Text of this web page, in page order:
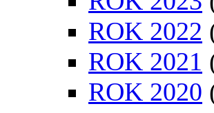
ROK 2022
ROK 2021
ROK 2020